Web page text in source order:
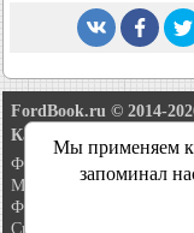
FordBook.ru © 2014-
Карта сайта
Фокус 1
Мондео 2•Мондео 3•
Фиеста 2
Сиерра
Мы применяем
запоминал